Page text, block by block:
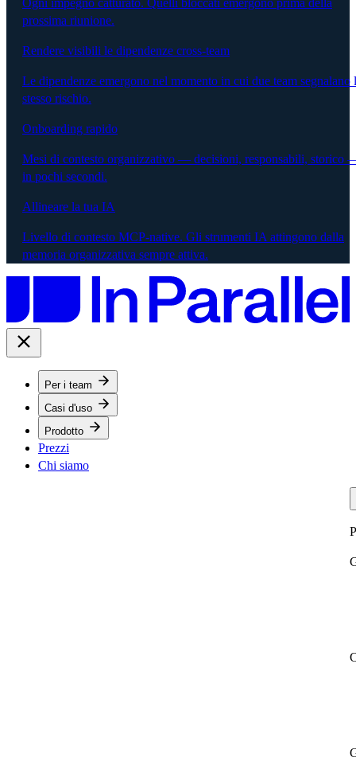
Ogni impegno catturato. Quelli bloccati emergono prima della
prossima riunione.
Rendere visibili le dipendenze cross-team
Le dipendenze emergono nel momento in cui due team segnalano
stesso rischio.
Onboarding rapido
Mesi di contesto organizzativo — decisioni, responsabili, storico
in pochi secondi.
Allineare la tua IA
Livello di contesto MCP-native. Gli strumenti IA attingono dalla
memoria organizzativa sempre attiva.
Per i team
Casi d'uso
Prodotto
Prezzi
Chi siamo